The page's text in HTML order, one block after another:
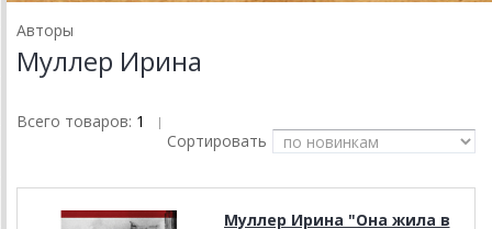
Авторы
Муллер Ирина
Всего товаров: 1 |
Сортировать
Муллер Ирина "Она жила в